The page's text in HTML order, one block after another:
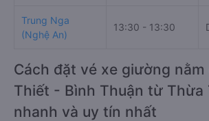
Trung Nga
(Nghệ An)
13:30 - 13:30
Cách đặt vé xe giường nằm
Thiết - Bình Thuận từ Thừa
nhanh và uy tín nhất